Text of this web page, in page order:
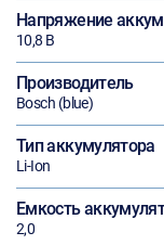
Напряжение
10,8 В
Производитель
Bosch (blue)
Тип аккумулятора
Li-Ion
Емкость
2,0